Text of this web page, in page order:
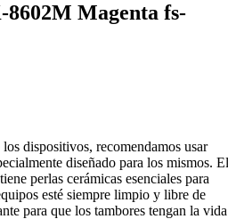
Magenta fs-
dispositivos, recomendamos usar
diseñado para los mismos. El
perlas cerámicas esenciales para
esté siempre limpio y libre de
para que los tambores tengan la vida